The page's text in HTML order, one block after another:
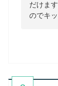
だけま
のでキ